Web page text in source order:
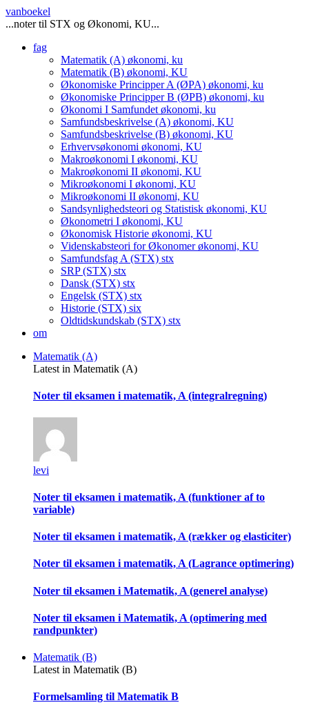
vanboekel
...noter til STX og Økonomi, KU...
fag
Matematik (A) økonomi, ku
Matematik (B) økonomi, KU
Økonomiske Principper A (ØPA) økonomi, ku
Økonomiske Principper B (ØPB) økonomi, ku
Økonomi I Samfundet økonomi, ku
Samfundsbeskrivelse (A) økonomi, KU
Samfundsbeskrivelse (B) økonomi, KU
Erhvervsøkonomi økonomi, KU
Makroøkonomi I økonomi, KU
Makroøkonomi II økonomi, KU
Mikroøkonomi I økonomi, KU
Mikroøkonomi II økonomi, KU
Sandsynlighedsteori og Statistisk økonomi, KU
Økonometri I økonomi, KU
Økonomisk Historie økonomi, KU
Videnskabsteori for Økonomerøkonomi, KU
Samfundsfag A (STX) stx
SRP (STX) stx
Dansk (STX) stx
Engelsk (STX) stx
Historie (STX) six
Oldtidskundskab (STX) stx
om
Matematik (A)
Latest in Matematik (A)
Noter til eksamen i matematik, A (integralregning)
levi
Noter til eksamen i matematik, A (funktioner af to
variable)
Noter til eksamen i matematik, A (rækker og elasticiter)
Noter til eksamen i matematik, A (Lagrance optimering)
Noter til eksamen i Matematik, A (generel analyse)
Noter til eksamen i Matematik, A (optimering med
randpunkter)
Matematik (B)
Latest in Matematik (B)
Formelsamling til Matematik B